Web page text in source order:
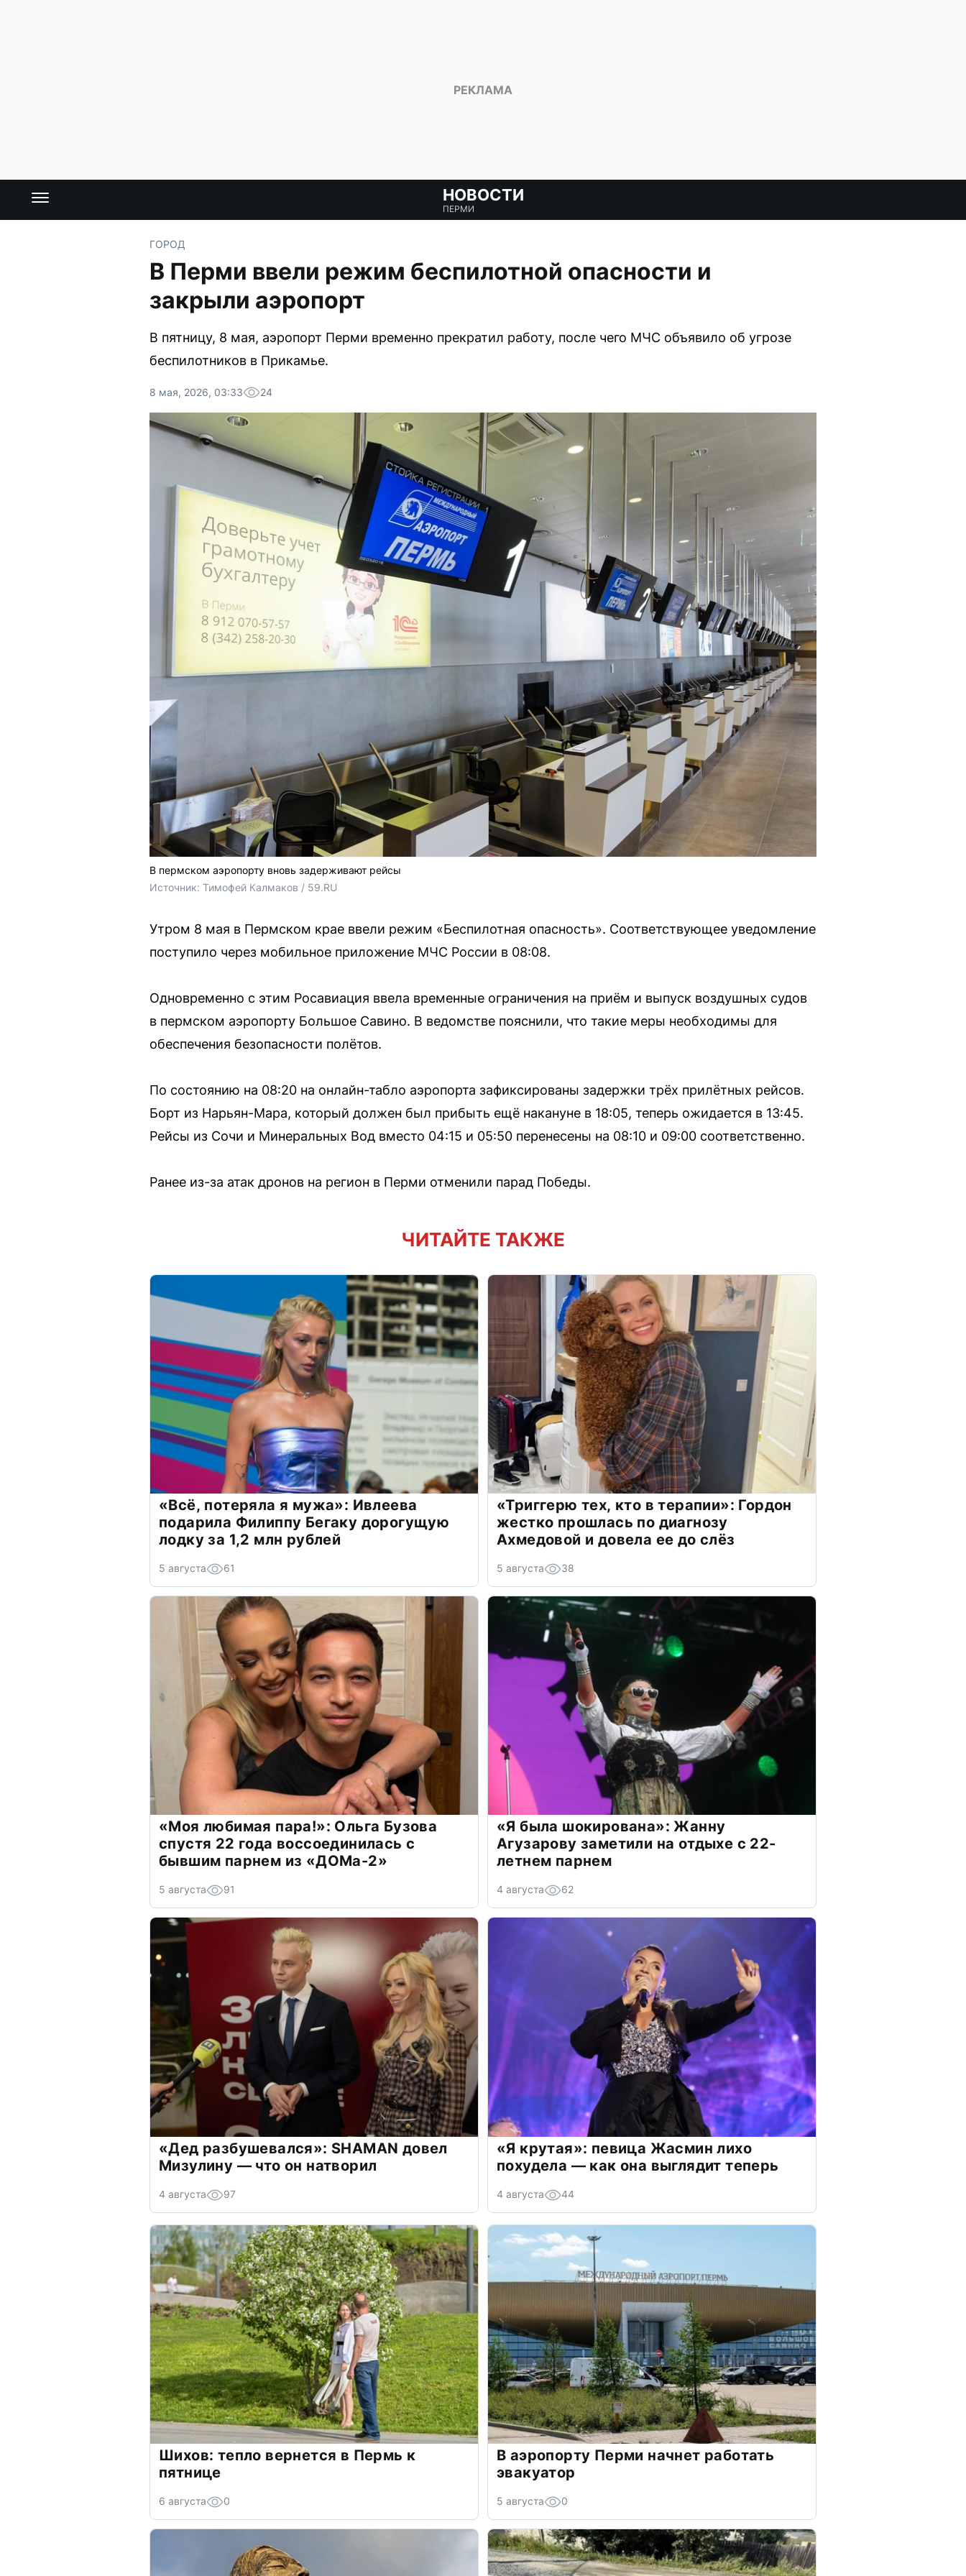
НОВОСТИ
ПЕРМИ
ГОРОД
В Перми ввели режим беспилотной опасности и
закрыли аэропорт
В пятницу, 8 мая, аэропорт Перми временно прекратил работу, после чего МЧС объявило об угрозе
беспилотников в Прикамье.
8 мая, 2026, 03:33 24
В пермском аэропорту вновь задерживают рейсы
Источник: Тимофей Калмаков / 59.RU
Утром 8 мая в Пермском крае ввели режим «Беспилотная опасность». Соответствующее уведомление
поступило через мобильное приложение МЧС России в 08:08.
Одновременно с этим Росавиация ввела временные ограничения на приём и выпуск воздушных судов
в пермском аэропорту Большое Савино. В ведомстве пояснили, что такие меры необходимы для
обеспечения безопасности полётов.
По состоянию на 08:20 на онлайн-табло аэропорта зафиксированы задержки трёх прилётных рейсов.
Борт из Нарьян-Мара, который должен был прибыть ещё накануне в 18:05, теперь ожидается в 13:45.
Рейсы из Сочи и Минеральных Вод вместо 04:15 и 05:50 перенесены на 08:10 и 09:00 соответственно.
Ранее из-за атак дронов на регион в Перми отменили парад Победы.
ЧИТАЙТЕ ТАКЖЕ
«Всё, потеряла я мужа»: Ивлеева
подарила Филиппу Бегаку дорогущую
лодку за 1,2 млн рублей
5 августа 61
«Триггерю тех, кто в терапии»: Гордон
жестко прошлась по диагнозу
Ахмедовой и довела ее до слёз
5 августа 38
«Моя любимая пара!»: Ольга Бузова
спустя 22 года воссоединилась с
бывшим парнем из «ДОМа-2»
5 августа 91
«Я была шокирована»: Жанну
Агузарову заметили на отдыхе с 22-
летнем парнем
4 августа 62
«Дед разбушевался»: SHAMAN довел
Мизулину — что он натворил
4 августа 97
«Я крутая»: певица Жасмин лихо
похудела — как она выглядит теперь
4 августа 44
Шихов: тепло вернется в Пермь к
пятнице
6 августа 0
В аэропорту Перми начнет работать
эвакуатор
5 августа 0